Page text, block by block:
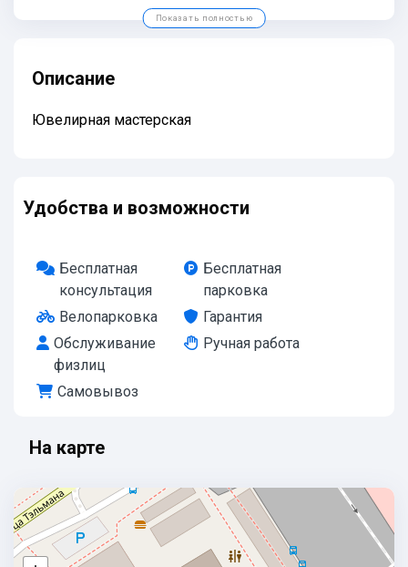
Показать полностью
Описание
Ювелирная мастерская
Удобства и возможности
Бесплатная
консультация
Бесплатная
парковка
Велопарковка
Гарантия
Обслуживание
физлиц
Ручная работа
Самовывоз
На карте